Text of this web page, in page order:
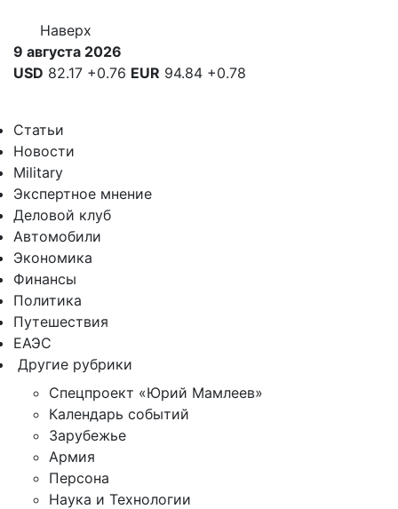
Наверх
9 августа 2026
USD 82.17 +0.76 EUR 94.84 +0.78
Статьи
Новости
Military
Экспертное мнение
Деловой клуб
Автомобили
Экономика
Финансы
Политика
Путешествия
ЕАЭС
Другие рубрики
Спецпроект «Юрий Мамлеев»
Календарь событий
Зарубежье
Армия
Персона
Наука и Технологии